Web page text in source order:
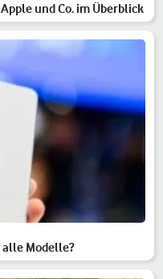
und Co. im Überblick
alle Modelle?